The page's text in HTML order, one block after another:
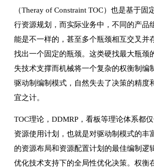
（Theray of Constraint TOC）也是基于固
行资源规划，而实际业务中，不同的产品
能是不一样的，甚至多个瓶颈相互交叉并
找出一个固定的瓶颈。这类硬找最大瓶颈
失技术支撑而机械将一个复杂的权衡制编
驱动制编制模式，自然失去了决策的精度
宜之计。
TOC理论，DDMRP，看板等理论体系都
资源使用计划，也就是对驱动制模式的丰
的资源布局和资源配置计划的最佳编制逻
优化技术支持下的全局性优化决策。权衡